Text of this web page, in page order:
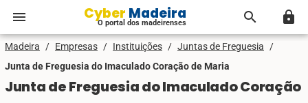
menu Cyber Madeira
O portal dos madeirenses search lock
Madeira / Empresas / Instituições / Juntas de Freguesia
/
Junta de Freguesia do Imaculado Coração de Maria
Junta de Freguesia do Imaculado Coração